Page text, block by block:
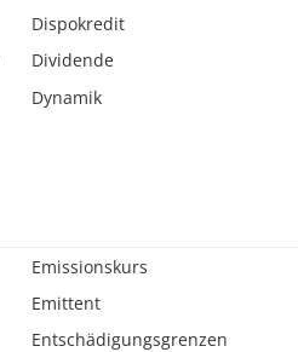
Dispokredit
Dividende
Dynamik
Emissionskurs
Emittent
Entschädigungsgrenzen